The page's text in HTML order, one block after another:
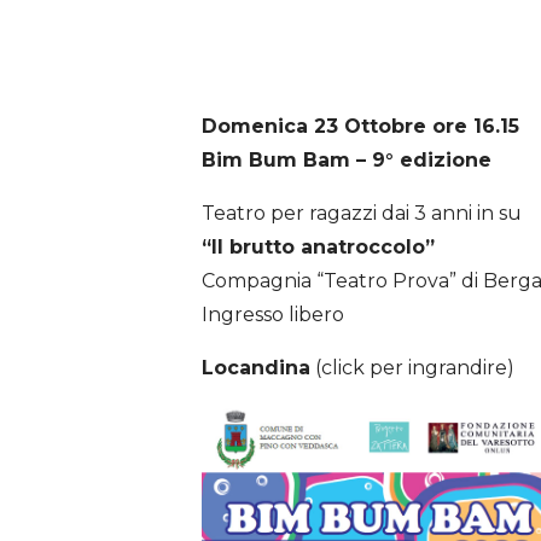
Domenica 23 Ottobre ore 16.15
Bim Bum Bam – 9° edizione
Teatro per ragazzi dai 3 anni in su
“Il brutto anatroccolo”
Compagnia “Teatro Prova” di
Ingresso libero
Locandina (click per ingrandire)